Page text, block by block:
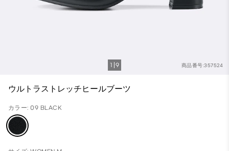
商品番号:357524
1 9
ウルトラストレッチヒールブーツ
カラー: 09 BLACK